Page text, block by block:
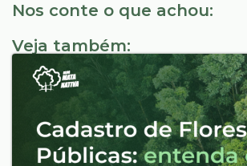
Nos conte o que achou:
Veja também: